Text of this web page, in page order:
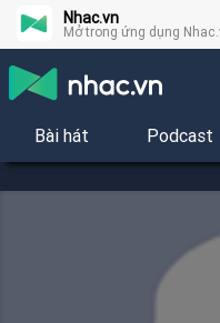
Nhac.vn
Mở trong ứng dụng
Bài hát Podcast